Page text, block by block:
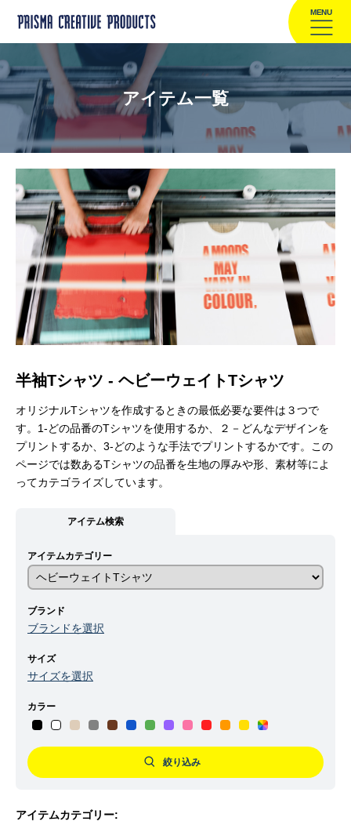
MENU
アイテム一覧
半袖Tシャツ - ヘビーウェイトTシャツ
オリジナルTシャツを作成するときの最低必要な要件は３つで
す。1-どの品番のTシャツを使用するか、２－どんなデザインを
プリントするか、3-どのような手法でプリントするかです。この
ページでは数あるTシャツの品番を生地の厚みや形、素材等によ
ってカテゴライズしています。
アイテム検索
アイテムカテゴリー
ブランド
ブランドを選択
サイズ
サイズを選択
カラー
絞り込み
アイテムカテゴリー: